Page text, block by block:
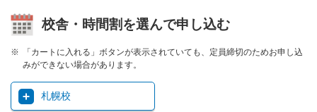
校舎・時間割を選んで申し込む
「カートに入れる」ボタンが表示されていても、定員締切のためお申し込
みができない場合があります。
札幌校